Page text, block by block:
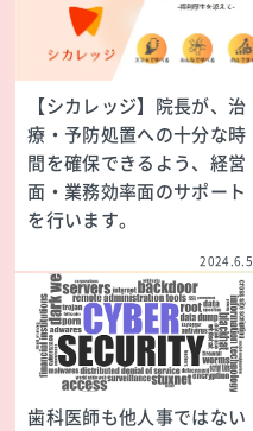
【シカレッジ】院長が、治
療・予防処置への十分な時
間を確保できるよう、経営
面・業務効率面のサポート
を行います。
2024.6.5
歯科医師も他人事ではない